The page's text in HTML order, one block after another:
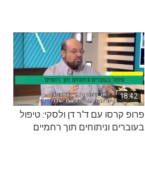
18:42
פרופ קרסו עם ד'ר דן ולסקי: טיפול
בעוברים וניתוחים תוך רחמיים